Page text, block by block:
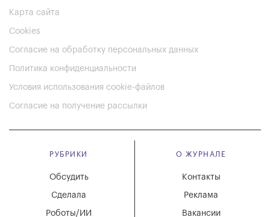
Карта сайта
Cookies
Согласие на обработку персональных данных
Политика конфиденциальности
Условия использования cookie-файлов
Согласие на получение рассылки
РУБРИКИ
Обсудить
Сделала
Роботы/ИИ
О ЖУРНАЛЕ
Вакансии
Реклама
Контакты